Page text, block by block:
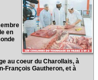
en
au coeur du Charollais, à
François Gautheron, et à